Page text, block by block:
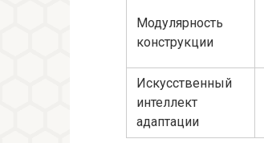
Модулярность
конструкции
Искусственный
интеллект
адаптации